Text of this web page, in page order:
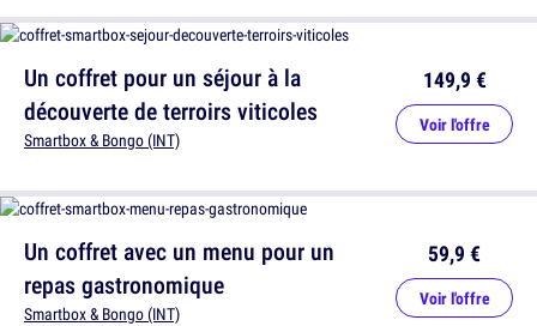
Un coffret pour un séjour à la
découverte de terroirs viticoles
Smartbox & Bongo (INT)
149,9 €
Voir l'offre
Un coffret avec un menu pour un
repas gastronomique
Smartbox & Bongo (INT)
59,9 €
Voir l'offre